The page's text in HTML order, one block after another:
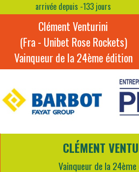
arrivée depuis -133 jours
Clément Venturini
(Fra - Unibet Rose Rockets)
Vainqueur de la 24ème édition
CLÉMENT
Vainqueur de la